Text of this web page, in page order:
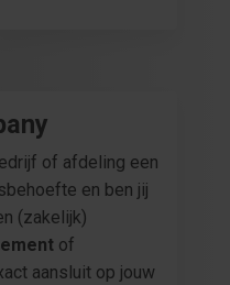
of afdeling een
en ben jij
(zakelijk)
of
aansluit op jouw